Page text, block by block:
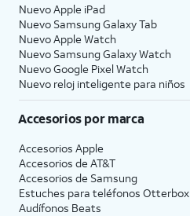
Nuevo Apple iPad
Nuevo Samsung Galaxy Tab
Nuevo Apple Watch
Nuevo Samsung Galaxy Watch
Nuevo Google Pixel Watch
Nuevo reloj inteligente para niños
Accesorios por marca
Accesorios Apple
Accesorios de AT&T
Accesorios de Samsung
Estuches para teléfonos Otterbox
Audífonos Beats